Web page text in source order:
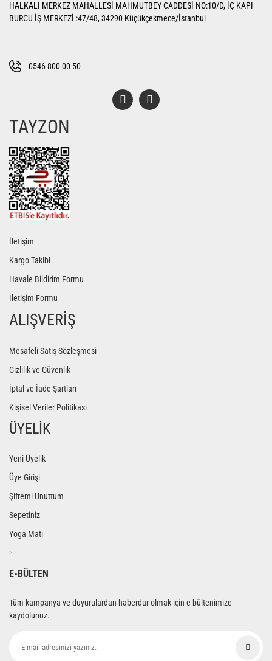
Ürün açıklamasında eksik bilgiler bulunuyor.
Bu ürüne benzer farklı alternatifler olmalı.
HALKALI MERKEZ MAHALLESİ MAHMUTBEY CADDESİ NO:10/D, İÇ KAPI
BURCU İŞ MERKEZİ :47/48, 34290 Küçükçekmece/İstanbul
0546 800 00 50
TAYZON
İletişim
Kargo Takibi
Havale Bildirim Formu
İletişim Formu
ALIŞVERİŞ
Mesafeli Satış Sözleşmesi
Gizlilik ve Güvenlik
İptal ve İade Şartları
Kişisel Veriler Politikası
ÜYELİK
Yeni Üyelik
Üye Girişi
Şifremi Unuttum
Sepetiniz
Yoga Matı
>
E-BÜLTEN
Tüm kampanya ve duyurulardan haberdar olmak için e-bültenimize
kaydolunuz.